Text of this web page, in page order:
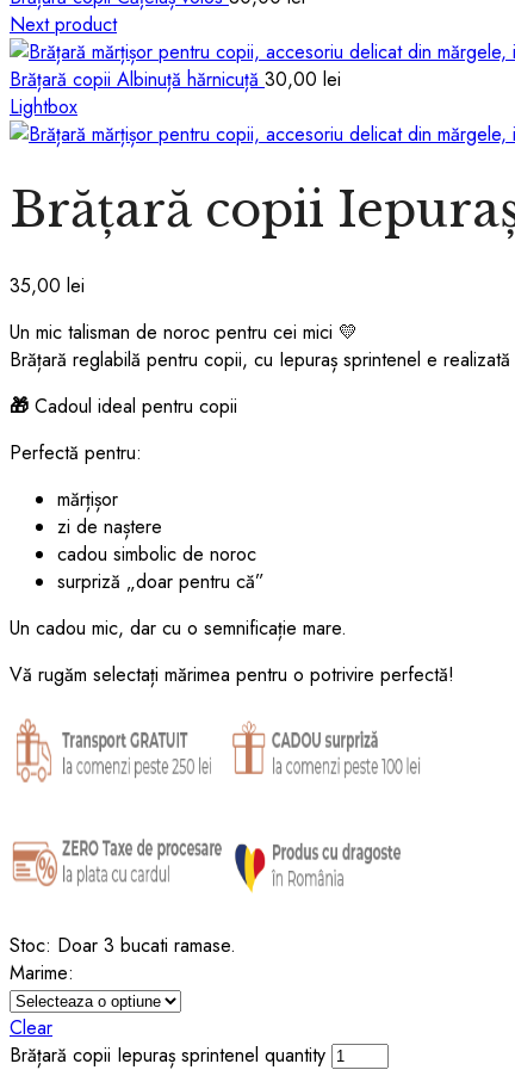
Next product
Brățară copii Albinuță hărnicuță 30,00 lei
Lightbox
Brățară copii
35,00 lei
Un mic talisman de noroc pentru cei mici 💛
Brățară reglabilă pentru copii, cu Iepuraș sprintenel e
🎁 Cadoul ideal pentru copii
Perfectă pentru:
mărțișor
zi de naștere
cadou simbolic de noroc
surpriză „doar pentru că”
Un cadou mic, dar cu o semnificație mare.
Vă rugăm selectați mărimea pentru o potrivire perfectă!
Stoc: Doar 3 bucati ramase.
Marime:
Clear
Brățară copii Iepuraș sprintenel quantity